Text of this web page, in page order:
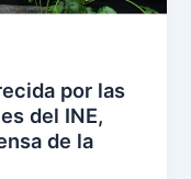
por las
del INE,
de la